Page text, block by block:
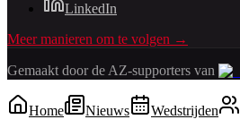
LinkedIn
Meer manieren om te volgen →
Gemaakt door de AZ-supporters van
Home Nieuws Wedstrijden